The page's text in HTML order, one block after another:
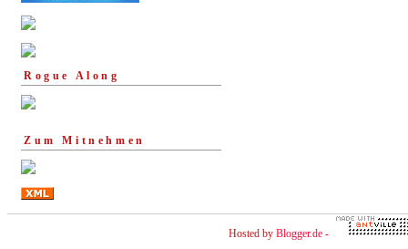
Rogue Along
Zum Mitnehmen
Hosted by Blogger.de -